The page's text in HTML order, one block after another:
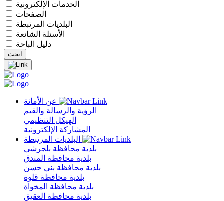
الخدمات الإلكترونية
الصفحات
البلديات المرتبطة
الأسئلة الشائعة
دليل الباحة
الرؤية والرسالة والقيم
الهيكل التنظيمي
المشاركة الإلكترونية
بلدية محافظة بلجرشي
بلدية محافظة المندق
بلدية محافظة بني حسن
بلدية محافظة قلوة
بلدية محافظة المخواة
بلدية محافظة العقيق